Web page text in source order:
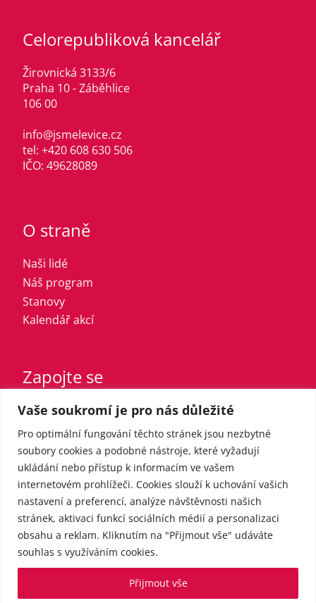
Vaše soukromí je pro nás důležité
Pro optimální fungování těchto stránek jsou nezbytné
soubory cookies a podobné nástroje, které vyžadují
ukládání nebo přístup k informacím ve vašem
internetovém prohlížeči. Cookies slouží k uchování vašich
nastavení a preferencí, analýze návštěvnosti našich
stránek, aktivaci funkcí sociálních médií a personalizaci
obsahu a reklam. Kliknutím na "Přijmout vše" udáváte
souhlas s využíváním cookies.
Přijmout vše
Celorepubliková kancelář
Žirovnická 3133/6
Praha 10 - Záběhlice
106 00
info@jsmelevice.cz
tel: +420 608 630 506
IČO: 49628089
O straně
Naši lidé
Náš program
Stanovy
Kalendář akcí
Zapojte se
Vstupte do strany
Registrovaný sympatizant
Přispějte finančně
Pro média
Kontakt
Tiskové zprávy